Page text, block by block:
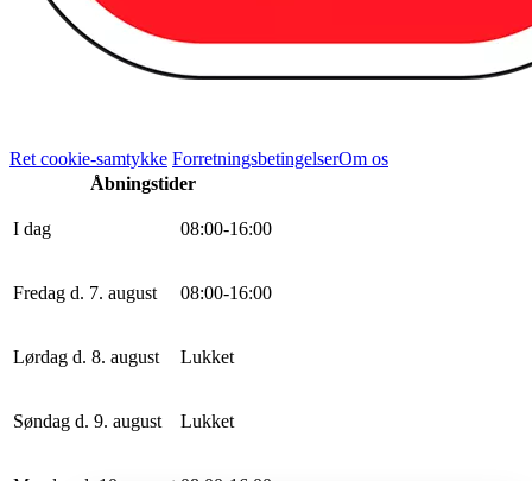
Ret cookie-samtykke ForretningsbetingelserOm os
Åbningstider
I dag 08:00-16:00
Fredag d. 7. august 08:00-16:00
Lørdag d. 8. august Lukket
Søndag d. 9. august Lukket